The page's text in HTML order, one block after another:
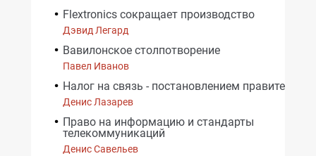
Flextronics сокращает производство
Дэвид Легард
Вавилонское столпотворение
Павел Иванов
Налог на связь - постановлением
Денис Лазарев
Право на информацию и стандарты
телекоммуникаций
Денис Савельев